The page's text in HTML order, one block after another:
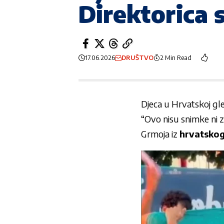
Direktorica
17.06.2026 DRUŠTVO 2 Min Read
Djeca u Hrvatskoj
“Ovo nisu snimke ni
Grmoja iz